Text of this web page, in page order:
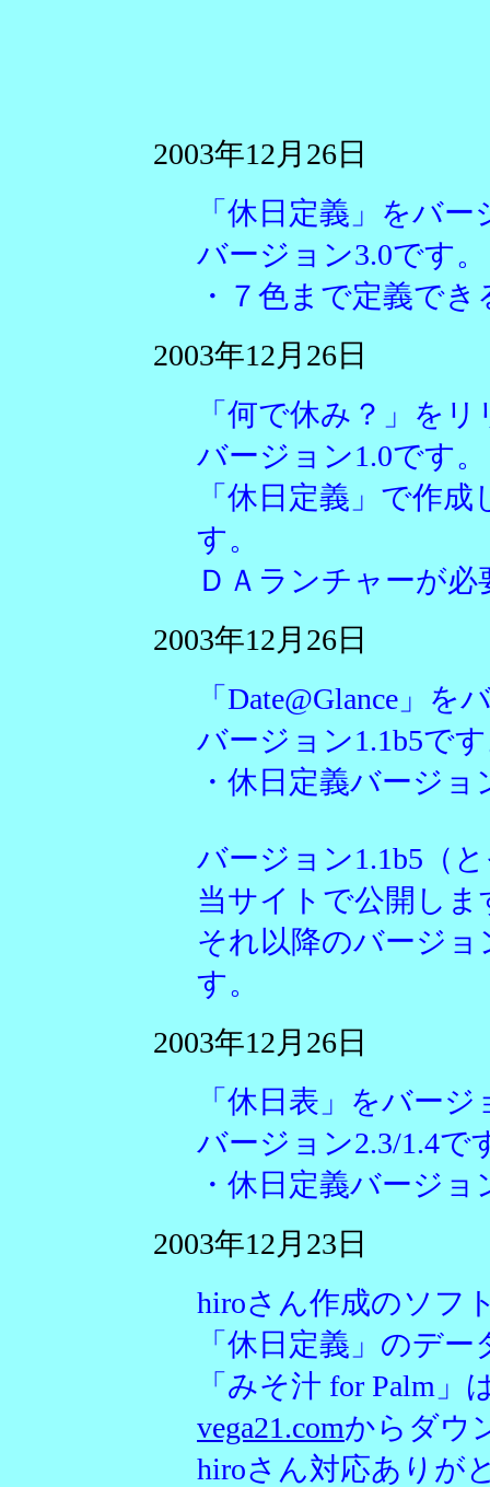
2003年12月26日
「休日定義」をバ
バージョン3.0です。
・７色まで定義で
2003年12月26日
「何で休み？」を
バージョン1.0です。
「休日定義」で作
す。
ＤＡランチャーが必
2003年12月26日
「Date@Glance」
バージョン1.1b5で
・休日定義バージ
バージョン1.1b5（
当サイトで公開しま
それ以降のバージョ
す。
2003年12月26日
「休日表」をバー
バージョン2.3/1.4で
・休日定義バージ
2003年12月23日
hiroさん作成のソフ
「休日定義」のデ
「みそ汁 for Palm
vega21.comからダウ
hiroさん対応ありが